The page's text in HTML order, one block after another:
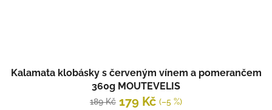
Kalamata klobásky s červeným vínem a pomerančem
360g MOUTEVELIS
189 Kč 179 Kč (–5 %)